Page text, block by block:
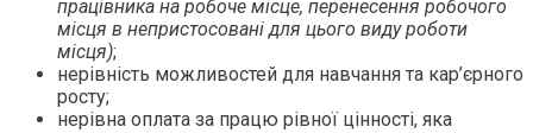
працівника на робоче місце, перенесення робочого
місця в непристосовані для цього виду роботи
місця);
нерівність можливостей для навчання та кар’єрного
росту;
нерівна оплата за працю рівної цінності, яка